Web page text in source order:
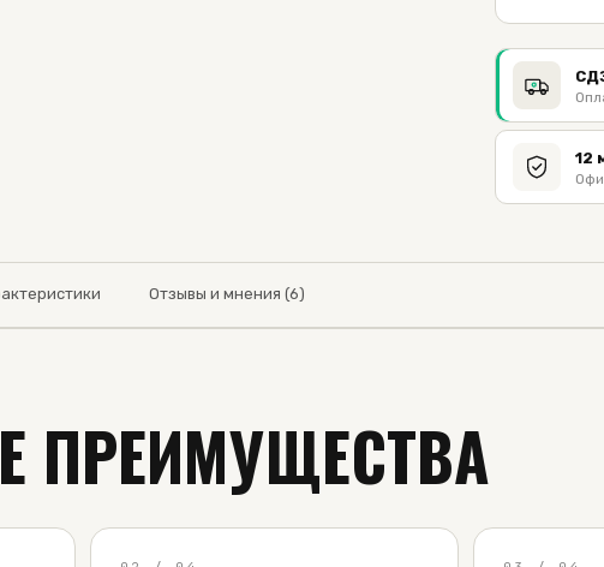
12
Отзывы и мнения (6)
ПРЕИМУЩЕСТВА